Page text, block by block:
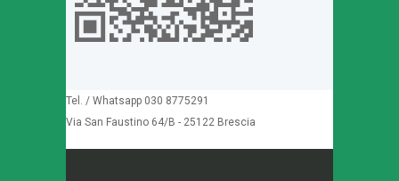
Tel. / Whatsapp 030 8775291
Via San Faustino 64/B - 25122 Brescia